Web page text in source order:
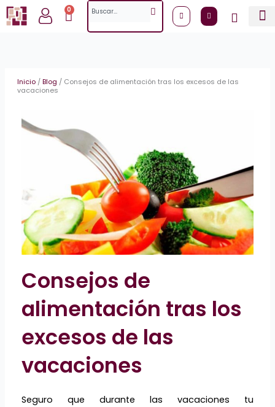
al
0
CartSearch
Inicio/Blog / Consejos de alimentación tras los excesos de las
vacaciones
Consejos de
alimentación tras los
excesos de las
vacaciones
Seguro que durante las vacaciones tu